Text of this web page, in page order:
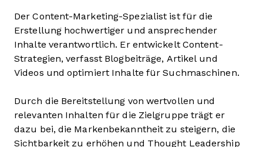
Der Content-Marketing-Spezialist ist für die
Erstellung hochwertiger und ansprechender
Inhalte verantwortlich. Er entwickelt Content-
Strategien, verfasst Blogbeiträge, Artikel und
Videos und optimiert Inhalte für Suchmaschinen.
Durch die Bereitstellung von wertvollen und
relevanten Inhalten für die Zielgruppe trägt er
dazu bei, die Markenbekanntheit zu steigern, die
Sichtbarkeit zu erhöhen und Thought Leadership